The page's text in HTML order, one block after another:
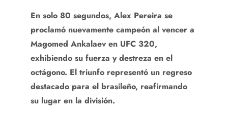
En solo 80 segundos, Alex Pereira se
proclamó nuevamente campeón al vencer a
Magomed Ankalaev en UFC 320,
exhibiendo su fuerza y destreza en el
octágono. El triunfo representó un regreso
destacado para el brasileño, reafirmando
su lugar en la división.